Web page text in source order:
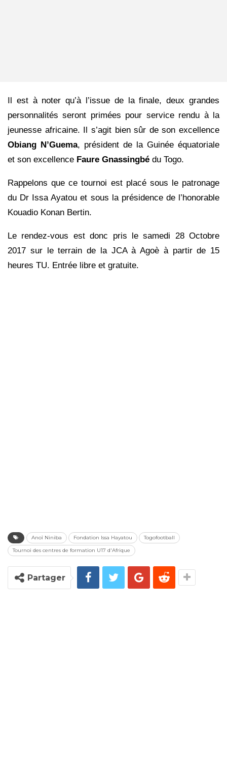
Il est à noter qu’à l’issue de la finale, deux grandes
personnalités seront primées pour service rendu à la
jeunesse africaine. Il s’agit bien sûr de son excellence
Obiang N’Guema, président de la Guinée équatoriale
et son excellence Faure Gnassingbé du Togo.
Rappelons que ce tournoi est placé sous le patronage
du Dr Issa Ayatou et sous la présidence de l’honorable
Kouadio Konan Bertin.
Le rendez-vous est donc pris le samedi 28 Octobre
2017 sur le terrain de la JCA à Agoè à partir de 15
heures TU. Entrée libre et gratuite.
Anoî Niniba Fondation Issa Hayatou
Togofootball
Tournoi des centres de formation U17 d'Afrique
Partager